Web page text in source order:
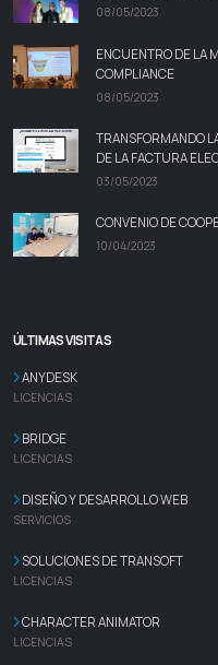
08/05/2023
ENCUENTRO DE LA
COMPLIANCE
08/05/2023
TRANSFORMANDO
DE LA FACTURA
03/05/2023
CONVENIO DE
10/04/2023
ÚLTIMAS VISITAS
ANYDESK
LICENCIAS
BRIDGE
LICENCIAS
DISEÑO Y DESARROLLO WEB
SERVICIOS
SOLUCIONES DE TRANSOFT
LICENCIAS
CHARACTER ANIMATOR
LICENCIAS